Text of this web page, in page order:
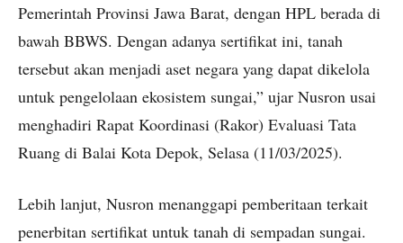
Pemerintah Provinsi Jawa Barat, dengan HPL berada di
bawah BBWS. Dengan adanya sertifikat ini, tanah
tersebut akan menjadi aset negara yang dapat dikelola
untuk pengelolaan ekosistem sungai,” ujar Nusron usai
menghadiri Rapat Koordinasi (Rakor) Evaluasi Tata
Ruang di Balai Kota Depok, Selasa (11/03/2025).
Lebih lanjut, Nusron menanggapi pemberitaan terkait
penerbitan sertifikat untuk tanah di sempadan sungai.